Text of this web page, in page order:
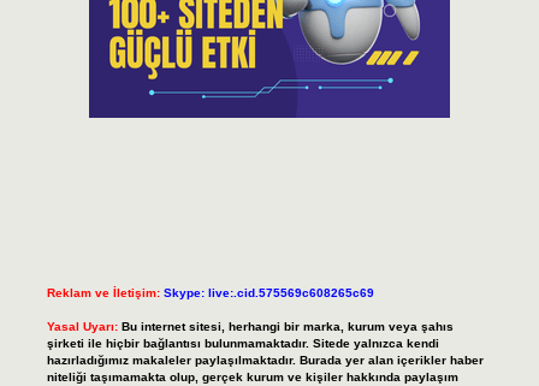
Reklam ve İletişim: Skype: live:.cid.575569c608265c69
Yasal Uyarı: Bu internet sitesi, herhangi bir marka, kurum veya şahıs
şirketi ile hiçbir bağlantısı bulunmamaktadır. Sitede yalnızca kendi
hazırladığımız makaleler paylaşılmaktadır. Burada yer alan içerikler haber
niteliği taşımamakta olup, gerçek kurum ve kişiler hakkında paylaşım